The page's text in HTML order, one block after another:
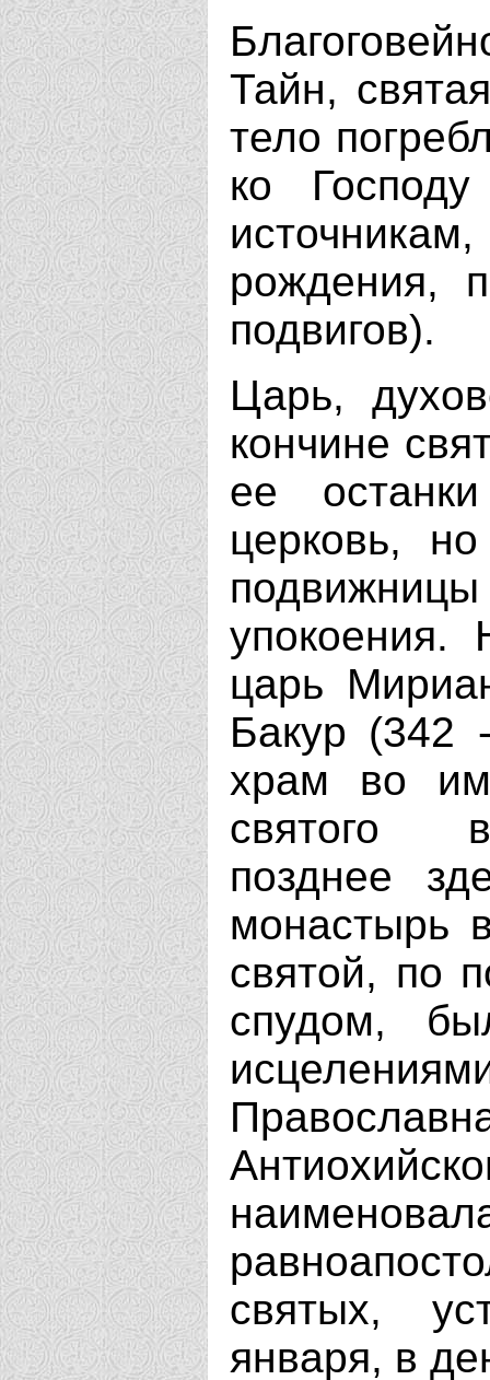
Тайн,
тело
ко
рождения,
подвигов).
Царь,
кончине
ее
церковь,
царь
Бакур (342
храм во
святого
позднее
монастырь
святой, по
спудом,
святых,
января, в